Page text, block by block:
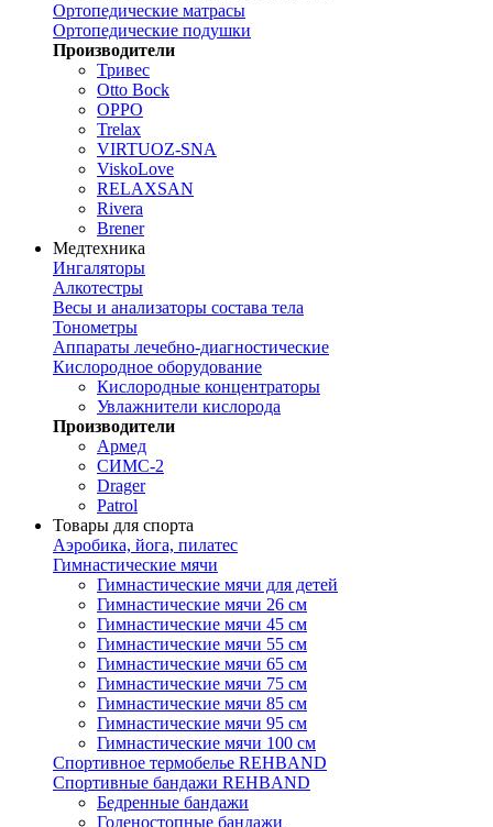
Ортопедические матрасы
Ортопедические подушки
Производители
Тривес
Otto Bock
OPPO
Trelax
VIRTUOZ-SNA
ViskoLove
RELAXSAN
Rivera
Brener
Медтехника
Ингаляторы
Алкотестры
Весы и анализаторы состава тела
Тонометры
Аппараты лечебно-диагностические
Кислородное оборудование
Кислородные концентраторы
Увлажнители кислорода
Производители
Армед
СИМС-2
Drager
Patrol
Товары для спорта
Аэробика, йога, пилатес
Гимнастические мячи
Гимнастические мячи для детей
Гимнастические мячи 26 см
Гимнастические мячи 45 см
Гимнастические мячи 55 см
Гимнастические мячи 65 см
Гимнастические мячи 75 см
Гимнастические мячи 85 см
Гимнастические мячи 95 см
Гимнастические мячи 100 см
Спортивное термобелье REHBAND
Спортивные бандажи REHBAND
Бедренные бандажи
Голеностопные бандажи